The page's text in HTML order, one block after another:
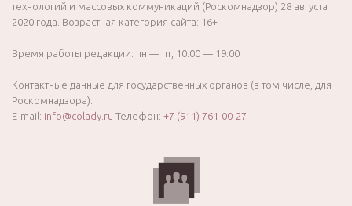
технологий и массовых коммуникаций (Роскомнадзор) 28 августа
2020 года. Возрастная категория сайта: 16+
Время работы редакции: пн — пт, 10:00 — 19:00
Контактные данные для государственных органов (в том числе, для
Роскомнадзора):
E-mail: info@colady.ru Телефон: +7 (911) 761-00-27